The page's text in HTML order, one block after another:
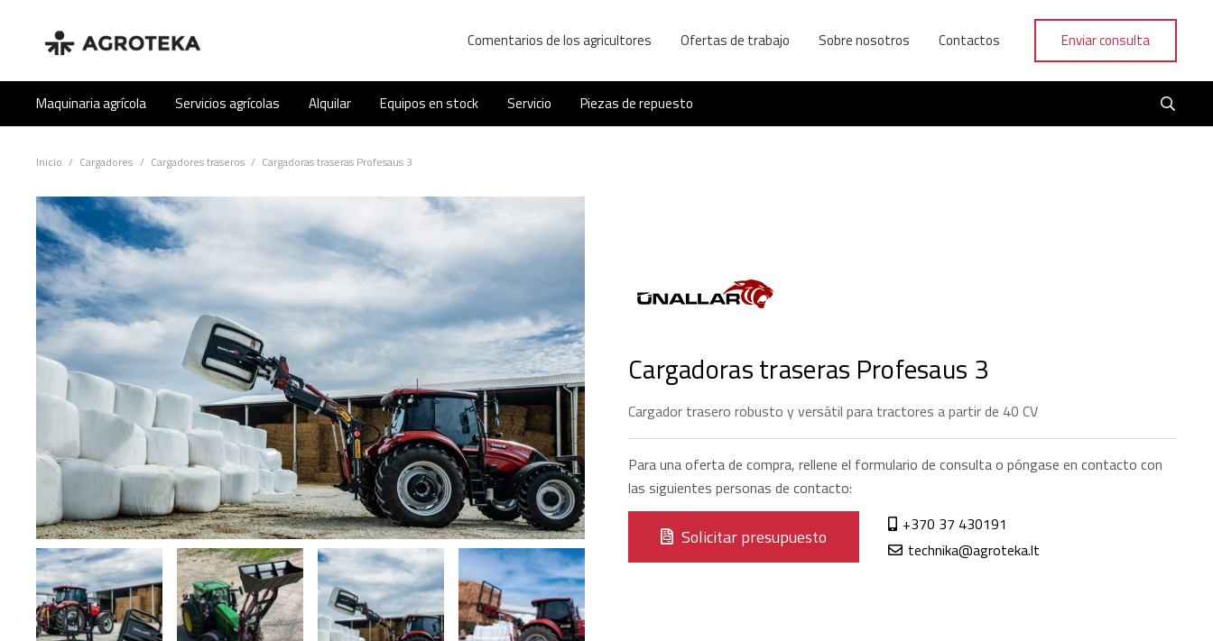
Comentarios de los agricultores Ofertas de trabajo Sobre nosotros Contactos Enviar consulta
Maquinaria agrícola Servicios agrícolas Alquilar Equipos en stock Servicio Piezas de repuesto
Inicio / Cargadores / Cargadores traseros / Cargadoras traseras Profesaus 3
Cargadoras traseras Profesaus 3
Cargador trasero robusto y versátil para tractores a partir de 40 CV
Para una oferta de compra, rellene el formulario de consulta o póngase en contacto con
las siguientes personas de contacto:
Solicitar presupuesto
+370 37 430191
technika@agroteka.lt